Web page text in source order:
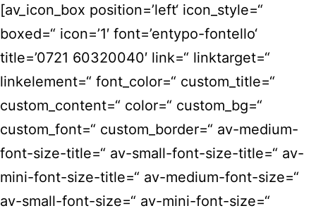
[av_icon_box position=’left‘ icon_style=“
boxed=“ icon=’1′ font=’entypo-fontello‘
title=’0721 60320040′ link=“ linktarget=“
linkelement=“ font_color=“ custom_title=“
custom_content=“ color=“ custom_bg=“
custom_font=“ custom_border=“ av-medium-
font-size-title=“ av-small-font-size-title=“ av-
mini-font-size-title=“ av-medium-font-size=“
av-small-font-size=“ av-mini-font-size=“